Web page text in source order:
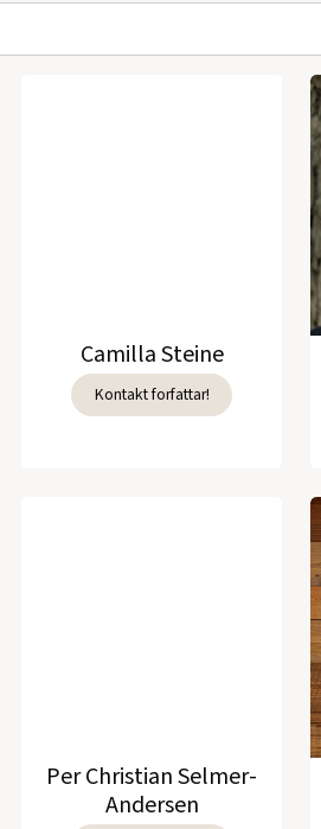
Camilla Steine
Kontakt forfattar!
Per Christian Selmer-
Andersen